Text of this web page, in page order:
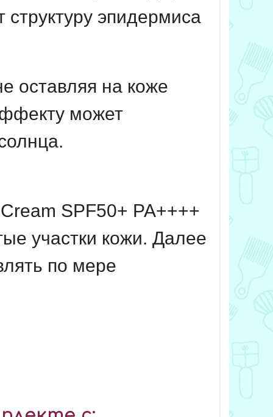
эпидермиса
оставляя на коже
может
SPF50+ PA++++
участки кожи. Далее
по мере